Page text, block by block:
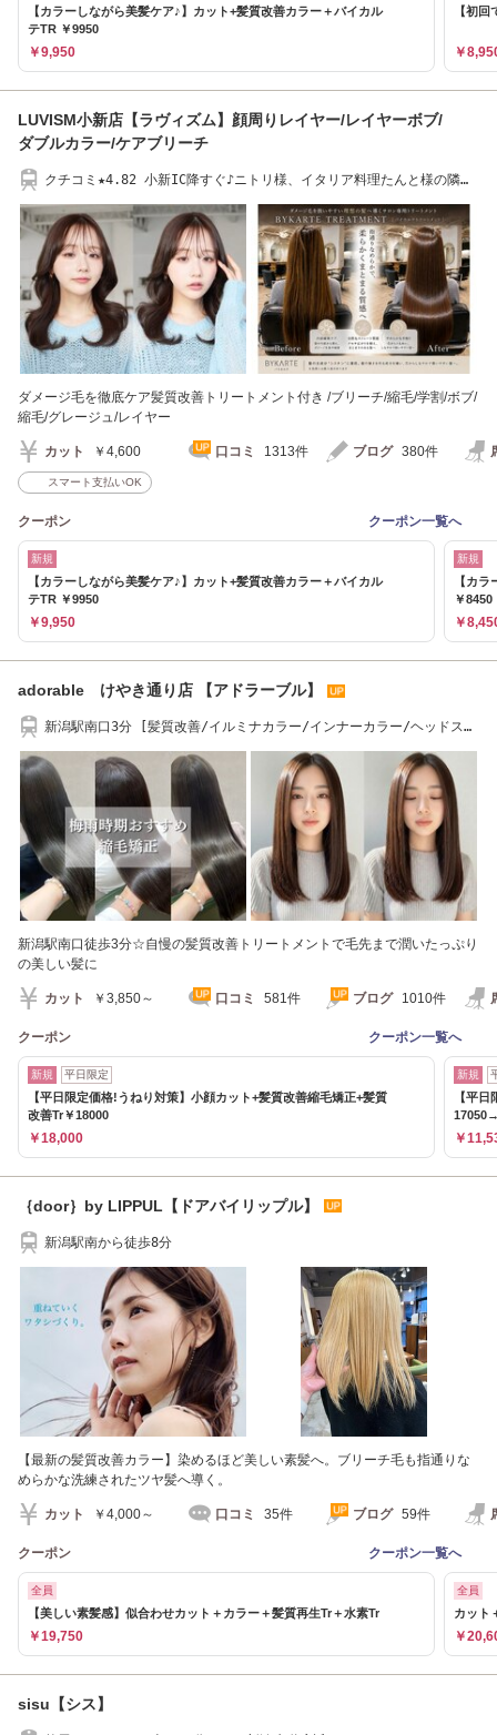
【カラーしながら美髪ケア♪】カット+髪質改善カラー＋バイカル
テTR ￥9950
￥9,950
【初
￥
LUVISM小新店【ラヴィズム】顔周りレイヤー/レイヤーボブ/
ダブルカラー/ケアブリーチ
クチコミ★4.82 小新IC降すぐ♪ニトリ様、イタリア料理たんと様の隣・
ダメージ毛を徹底ケア髪質改善トリートメント付き /ブリーチ/縮毛/学割/ボブ/
縮毛/グレージュ/レイヤー
カット ￥4,600 口コミ 1313件 ブログ 380件
スマート支払いOK
クーポン クーポン一覧へ
新規
【カラーしながら美髪ケア♪】カット+髪質改善カラー＋バイカル
テTR ￥9950
￥9,950
新規
【カ
￥8450
￥
adorable けやき通り店 【アドラーブル】
新潟駅南口3分 [髪質改善/イルミナカラー/インナーカラー/ヘッドス
新潟駅南口徒歩3分☆自慢の髪質改善トリートメントで毛先まで潤いたっぷり
の美しい髪に
カット ￥3,850～ 口コミ 581件 ブログ 1010件
クーポン クーポン一覧へ
新規 平日限定
【平日限定価格!うねり対策】小顔カット+髪質改善縮毛矯正+髪質
改善Tr￥18000
￥18,000
新規
【平
￥
｛door｝by LIPPUL【ドアバイリップル】
新潟駅南から徒歩8分
【最新の髪質改善カラー】染めるほど美しい素髪へ。ブリーチ毛も指通りな
めらかな洗練されたツヤ髪へ導く。
カット ￥4,000～ 口コミ 35件 ブログ 59件
クーポン クーポン一覧へ
全員
【美しい素髪感】似合わせカット＋カラー＋髪質再生Tr＋水素Tr
￥19,750
全員
カット
￥
sisu【シス】